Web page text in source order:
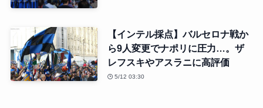
【インテル採点】バルセロナ戦か
ら9人変更でナポリに圧力…。ザ
レフスキやアスラニに高評価
5/12 03:30